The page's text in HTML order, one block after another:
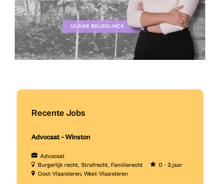
Recente Jobs
Advocaat – Winston
Advocaat
Burgerlijk recht Strafrecht Familierecht
0 - 3 jaar
Oost-Vlaanderen West-Vlaanderen